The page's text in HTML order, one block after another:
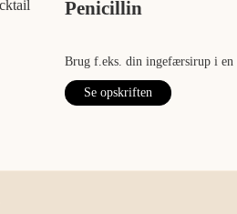
Penicillin
Brug f.eks. din ingefærsirup i
Se opskriften